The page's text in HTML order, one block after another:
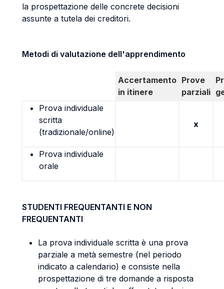
la prospettazione delle concrete decisioni
assunte a tutela dei creditori.
Metodi di valutazione dell'apprendimento
Accertamento
in itinere
Prove
parziali
Prova individuale
scritta
(tradizionale/online)
x
Prova individuale
orale
STUDENTI FREQUENTANTI E NON
FREQUENTANTI
La prova individuale scritta è una prova
parziale a metà semestre (nel periodo
indicato a calendario) e consiste nella
prospettazione di tre domande a risposta